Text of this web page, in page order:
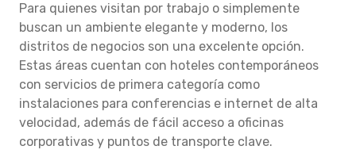
Para quienes visitan por trabajo o simplemente
buscan un ambiente elegante y moderno, los
distritos de negocios son una excelente opción.
Estas áreas cuentan con hoteles contemporáneos
con servicios de primera categoría como
instalaciones para conferencias e internet de alta
velocidad, además de fácil acceso a oficinas
corporativas y puntos de transporte clave.